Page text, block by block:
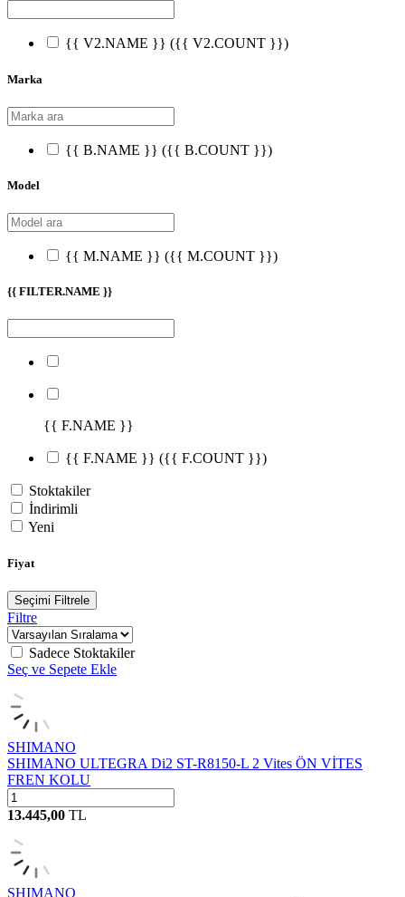
{{ V2.NAME }} ({{ V2.COUNT }})
Marka
{{ B.NAME }} ({{ B.COUNT }})
Model
{{ M.NAME }} ({{ M.COUNT }})
{{ FILTER.NAME }}
{{ F.NAME }}
{{ F.NAME }} ({{ F.COUNT }})
Stoktakiler
İndirimli
Yeni
Fiyat
Seçimi Filtrele
Filtre
Sadece Stoktakiler
Seç ve Sepete Ekle
SHIMANO
SHIMANO ULTEGRA Di2 ST-R8150-L 2 Vites ÖN VİTES
FREN KOLU
13.445,00 TL
SHIMANO